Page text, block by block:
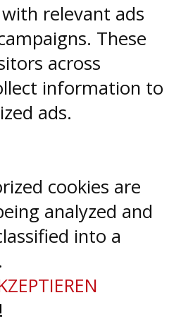
relevant ads
These
across
information to
ads.
cookies are
analyzed and
into a